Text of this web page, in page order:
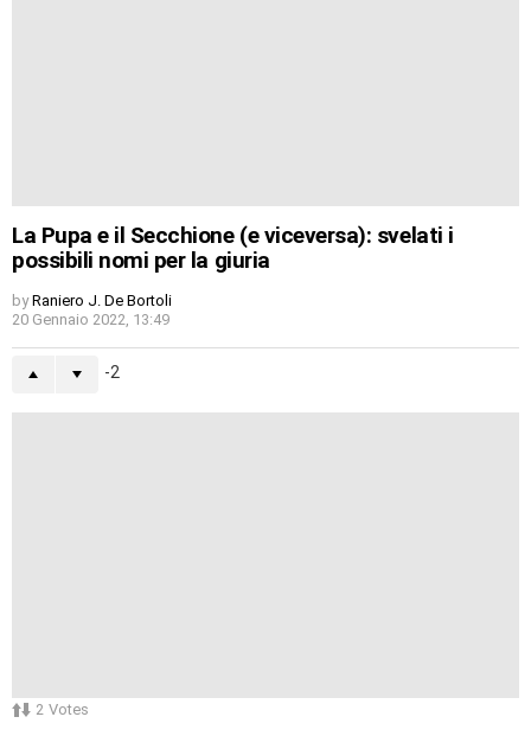
La Pupa e il Secchione (e viceversa): svelati i
possibili nomi per la giuria
by Raniero J. De Bortoli
20 Gennaio 2022, 13:49
-2
2 Votes